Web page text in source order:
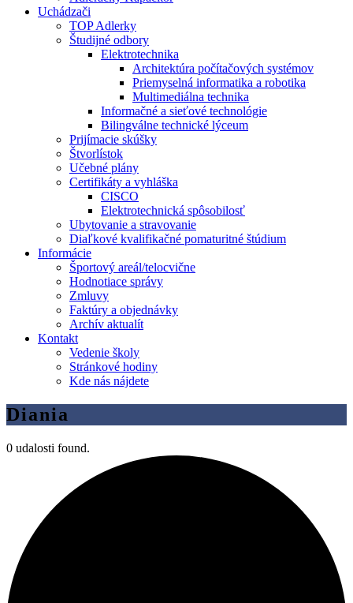
Uchádzači
TOP Adlerky
Študijné odbory
Elektrotechnika
Architektúra počítačových systémov
Priemyselná informatika a robotika
Multimediálna technika
Informačné a sieťové technológie
Bilingválne technické lýceum
Prijímacie skúšky
Štvorlístok
Učebné plány
Certifikáty a vyhláška
CISCO
Elektrotechnická spôsobilosť
Ubytovanie a stravovanie
Diaľkové kvalifikačné pomaturitné štúdium
Informácie
Športový areál/telocvične
Hodnotiace správy
Zmluvy
Faktúry a objednávky
Archív aktualít
Kontakt
Vedenie školy
Stránkové hodiny
Kde nás nájdete
Diania
0 udalosti found.